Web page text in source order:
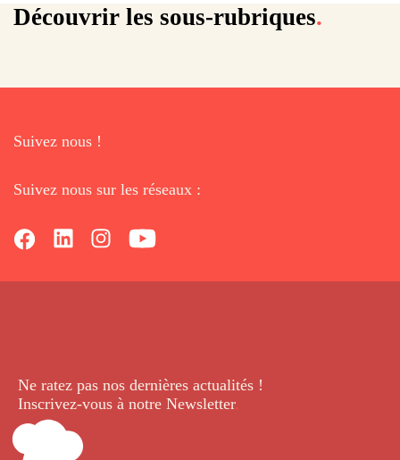
Découvrir les sous-rubriques.
Monts blanc
Suivez nous !
Suivez nous sur les réseaux :
Ne ratez pas nos dernières actualités !
Inscrivez-vous à notre Newsletter.